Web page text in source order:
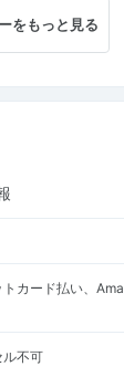
をもっと見る
トカード払い、
ル不可